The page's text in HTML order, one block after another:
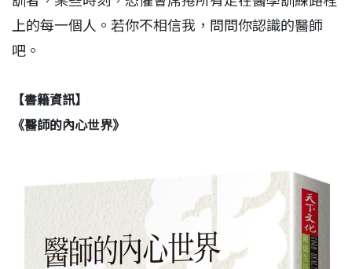
上的每一個人。若你不相信我，問問你認識的醫師
吧。
【書籍資訊】
《醫師的內心世界》